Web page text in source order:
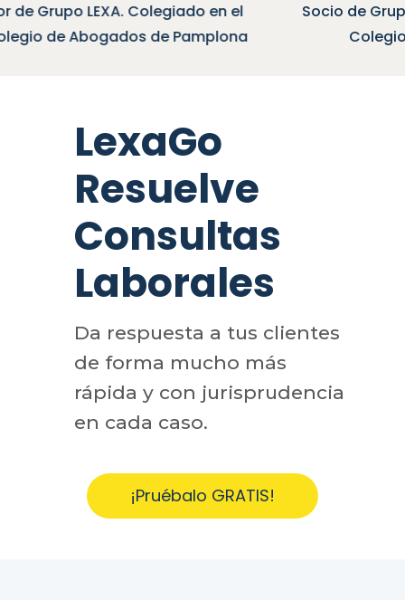
Socio de Grupo LEXA. Colegiado en el Muy Ilustre
Colegio de Abogados de Pamplona
LexaGo
Resuelve
Consultas
Laborales
Da respuesta a tus clientes
de forma mucho más
rápida y con jurisprudencia
en cada caso.
¡Pruébalo GRATIS!